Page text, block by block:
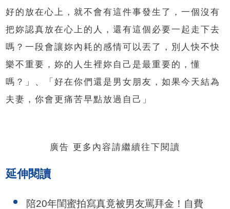
好的放在心上，就不會有這件事發生了，一個沒有
把妳認真放在心上的人，還有這個必要一起走下去
嗎？一段會讓妳內耗的感情可以丟了，別人快不快
樂不重要，妳的人生裡妳自己是最重要的，懂
嗎？」、「好在你們還是男女朋友，如果今天結為
夫妻，你會更痛苦早點放過自己」
廣告 更多內容請繼續往下閱讀
延伸閱讀
陪20年閨蜜拍寫真竟被男友罵拜金！自費